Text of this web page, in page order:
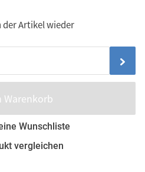
Artikel wieder
Warenkorb
Wunschliste
vergleichen